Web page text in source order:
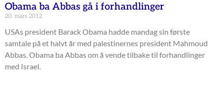
Obama ba Abbas gå i forhandlinger
20. mars 2012
USAs president Barack Obama hadde mandag sin første
samtale på et halvt år med palestinernes president Mahmoud
Abbas. Obama ba Abbas om å vende tilbake til forhandlinger
med Israel.